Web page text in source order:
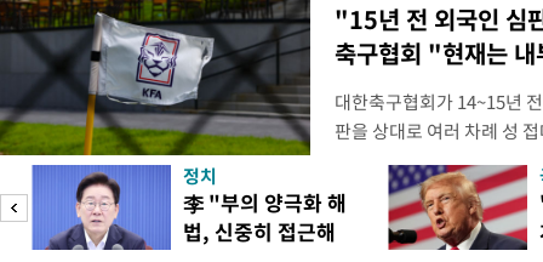
"15년 전 외국인 심
축구협회 "현재는
대한축구협회가 14~15년
판을 상대로 여러 차례 성
구계에 따르면 국회의 한
년 국제심판 10여 명에게
축구협회는 외국인 심판과
수십만원에서 많게는 100
정치
李 "부의 양극화 해
법, 신중히 접근해